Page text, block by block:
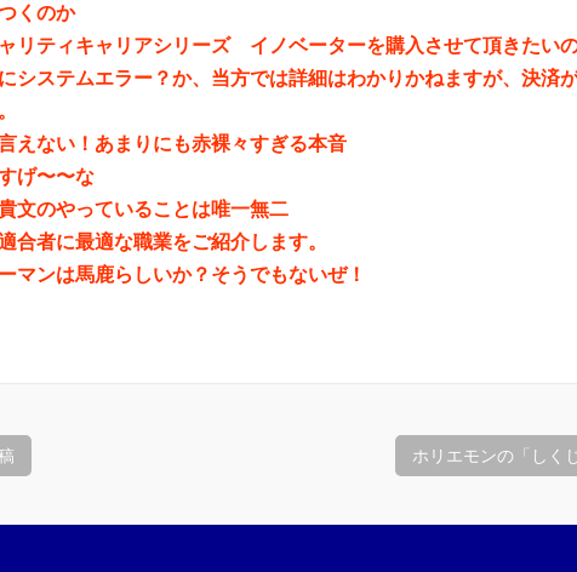
くのか
リティキャリアシリーズ イノベーターを購入させて頂きたい
システムエラー？か、当方では詳細はわかりかねますが、決済
えない！あまりにも赤裸々すぎる本音
げ〜〜な
文のやっていることは唯一無二
合者に最適な職業をご紹介します。
マンは馬鹿らしいか？そうでもないぜ！
ホリエモンの「しく